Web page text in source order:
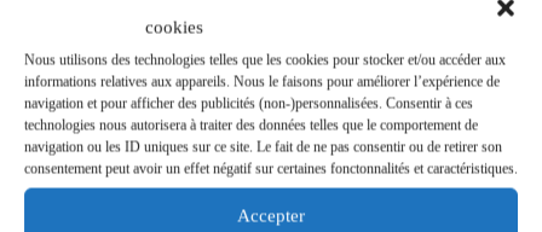
cookies
Nous utilisons des technologies telles que les cookies pour stocker et/ou accéder aux
informations relatives aux appareils. Nous le faisons pour améliorer l’expérience de
navigation et pour afficher des publicités (non-)personnalisées. Consentir à ces
technologies nous autorisera à traiter des données telles que le comportement de
navigation ou les ID uniques sur ce site. Le fait de ne pas consentir ou de retirer son
consentement peut avoir un effet négatif sur certaines fonctonnalités et caractéristiques.
Accepter
Soumettez le commentaire